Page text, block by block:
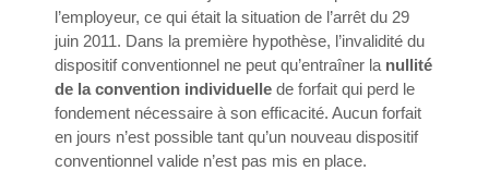
l’employeur, ce qui était la situation de l’arrêt du 29
juin 2011. Dans la première hypothèse, l’invalidité du
dispositif conventionnel ne peut qu’entraîner la nullité
de la convention individuelle de forfait qui perd le
fondement nécessaire à son efficacité. Aucun forfait
en jours n’est possible tant qu’un nouveau dispositif
conventionnel valide n’est pas mis en place.